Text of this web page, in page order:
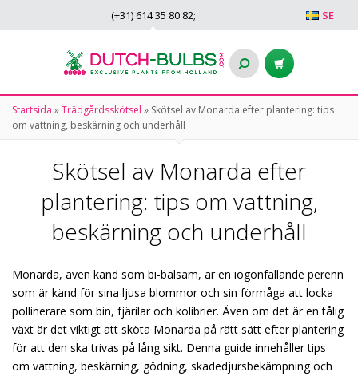
SE
(+31) 614 35 80 82;
Startsida »Trädgårdsskötsel » Skötsel av Monarda efter plantering: tips
om vattning, beskärning och underhåll
Skötsel av Monarda efter
plantering: tips om vattning,
beskärning och underhåll
Monarda, även känd som bi-balsam, är en iögonfallande perenn
som är känd för sina ljusa blommor och sin förmåga att locka
pollinerare som bin, fjärilar och kolibrier. Även om det är en tålig
växt är det viktigt att sköta Monarda på rätt sätt efter plantering
för att den ska trivas på lång sikt. Denna guide innehåller tips
om vattning, beskärning, gödning, skadedjursbekämpning och